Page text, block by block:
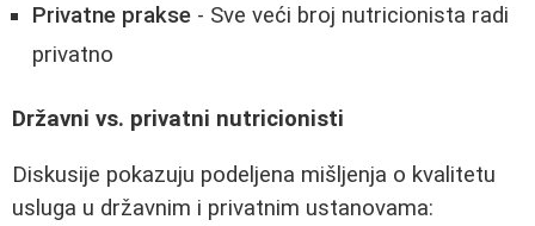
Privatne prakse - Sve veći broj nutricionista radi
privatno
Državni vs. privatni nutricionisti
Diskusije pokazuju podeljena mišljenja o kvalitetu
usluga u državnim i privatnim ustanovama: